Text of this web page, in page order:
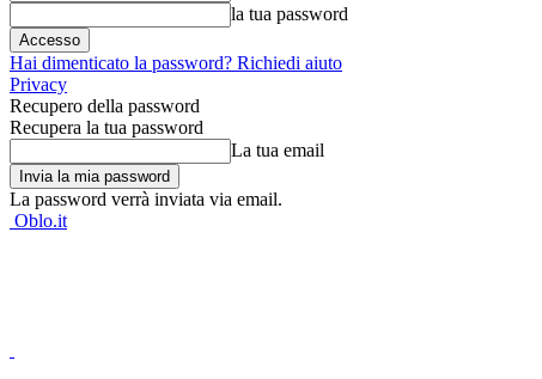
la tua password
Hai dimenticato la password? Richiedi aiuto
Privacy
Recupero della password
Recupera la tua password
La tua email
La password verrà inviata via email.
Oblo.it